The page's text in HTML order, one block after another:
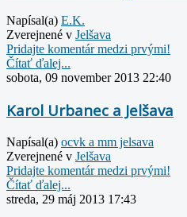
Napísal(a) E.K.
Zverejnené v Jelšava
Pridajte komentár medzi prvými!
Čítať ďalej...
sobota, 09 november 2013 22:40
Karol Urbanec a Jelšava
Napísal(a) ocvk a mm jelsava
Zverejnené v Jelšava
Pridajte komentár medzi prvými!
Čítať ďalej...
streda, 29 máj 2013 17:43